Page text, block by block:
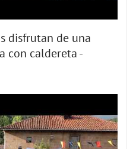
disfrutan de una
con caldereta -